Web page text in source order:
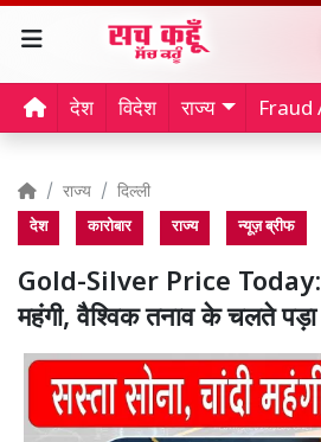
देश विदेश राज्य Fraud
राज्य दिल्ली
देश कारोबार राज्य न्यूज़ ब्रीफ
Gold-Silver Price Today:
महंगी, वैश्विक तनाव के चलते